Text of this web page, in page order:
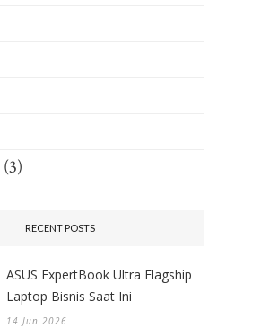
(3)
RECENT POSTS
ASUS ExpertBook Ultra Flagship
Laptop Bisnis Saat Ini
14 Jun 2026